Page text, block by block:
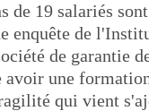
de 19 salariés
enquête de
de garantie
avoir une
qui vient